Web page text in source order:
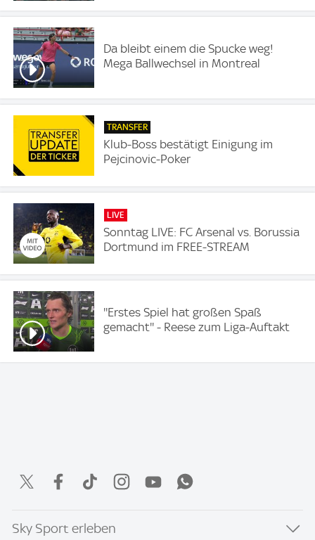
Da bleibt einem die Spucke weg!
Mega Ballwechsel in Montreal
TRANSFER
Klub-Boss bestätigt Einigung im
Pejcinovic-Poker
LIVE
Sonntag LIVE: FC Arsenal vs. Borussia
Dortmund im FREE-STREAM
''Erstes Spiel hat großen Spaß
gemacht'' - Reese zum Liga-Auftakt
Sky Sport erleben